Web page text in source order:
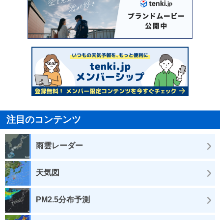
注目のコンテンツ
雨雲レーダー
天気図
PM2.5分布予測